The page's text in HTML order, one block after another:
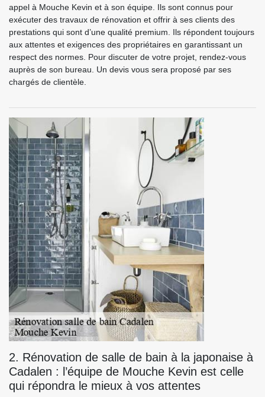
appel à Mouche Kevin et à son équipe. Ils sont connus pour
exécuter des travaux de rénovation et offrir à ses clients des
prestations qui sont d’une qualité premium. Ils répondent toujours
aux attentes et exigences des propriétaires en garantissant un
respect des normes. Pour discuter de votre projet, rendez-vous
auprès de son bureau. Un devis vous sera proposé par ses
chargés de clientèle.
2. Rénovation de salle de bain à la japonaise à
Cadalen : l’équipe de Mouche Kevin est celle
qui répondra le mieux à vos attentes